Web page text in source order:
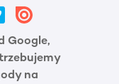
Google,
na